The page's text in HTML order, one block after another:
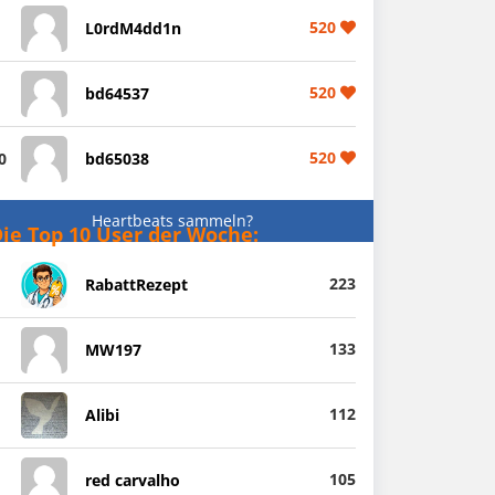
L0rdM4dd1n 520
bd64537 520
bd65038 520
Heartbeats sammeln?
Top 10 User der Woche:
RabattRezept 223
MW197 133
Alibi 112
red carvalho 105